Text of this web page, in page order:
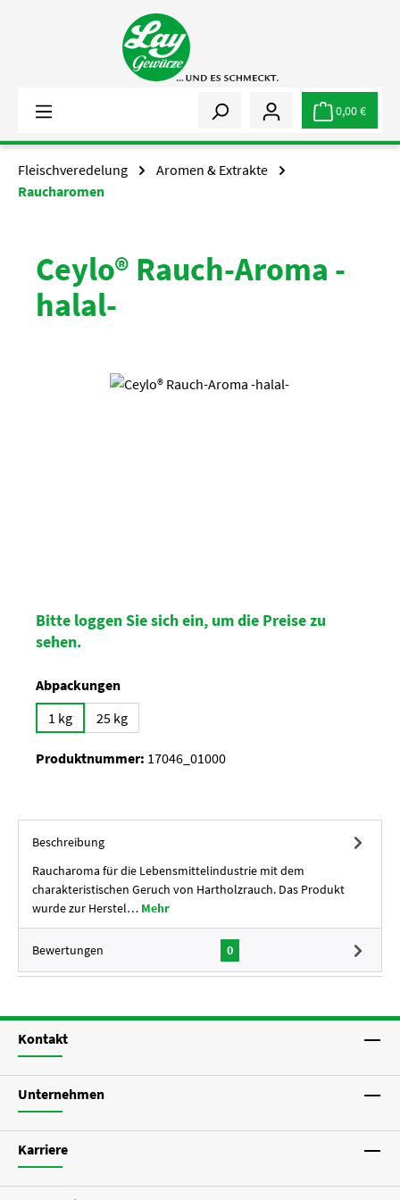
Zum Hauptinhalt springen
0,00 €
Fleischveredelung
Aromen & Extrakte
Raucharomen
Ceylo® Rauch-Aroma -
halal-
Bildergalerie überspringen
Bitte loggen Sie sich ein, um die Preise zu
sehen.
Abpackungenauswählen
1 kg
25 kg
Produktnummer: 17046_01000
Beschreibung
Raucharoma für die Lebensmittelindustrie mit dem
charakteristischen Geruch von Hartholzrauch. Das Produkt
wurde zur Herstel… Mehr
Bewertungen 0
Kontakt
Unternehmen
Karriere